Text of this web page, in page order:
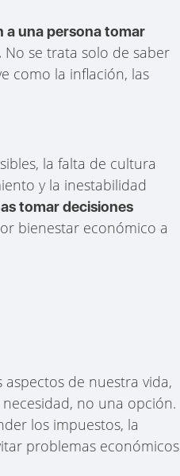
a una persona tomar
No se trata solo de saber
como la inflación, las
la falta de cultura
y la inestabilidad
tomar decisiones
bienestar económico a
de nuestra vida,
no una opción.
los impuestos, la
problemas económicos